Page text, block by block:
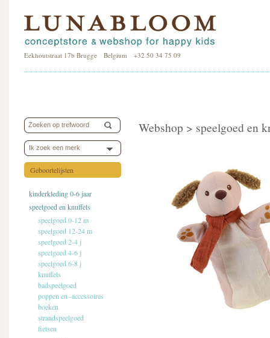
Eekhoutstraat 17b Brugge Belgium +32 50 34 75 09
Ik zoek een merk
Geboortelijsten
kinderkleding 0-6 jaar
speelgoed en knuffels
speelgoed 0-12 m
speelgoed 12-24 m
speelgoed 2-4 j
speelgoed 4-6 j
speelgoed 6-8 j
knuffels
badspeelgoed
poppen en -accessoires
boeken
strandspeelgoed
fietsen
Webshop > speelgoed en